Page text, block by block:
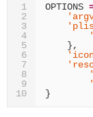
1
2
3
4
5
6
7
8
9
10
OPTIONS
},
}